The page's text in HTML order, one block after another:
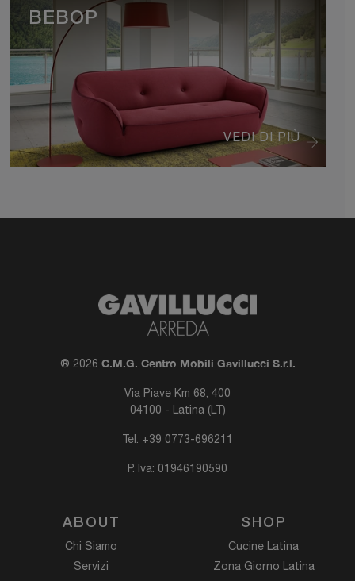
VEDI DI PIÙ
BEBOP
® 2026 C.M.G. Centro Mobili Gavillucci S.r.l.
Via Piave Km 68, 400
04100 - Latina (LT)
Tel. +39 0773-696211
P. Iva: 01946190590
ABOUT
Chi Siamo
Servizi
SHOP
Cucine Latina
Zona Giorno Latina